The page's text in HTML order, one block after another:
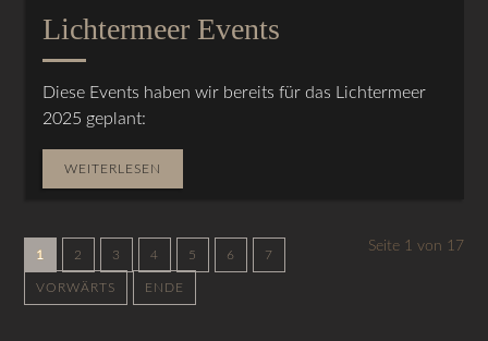
Lichtermeer Events
Diese Events haben wir bereits für das Lichtermeer
2025 geplant:
WEITERLESEN
Seite 1 von 17
1 2 3 4 5 6 7
VORWÄRTS ENDE